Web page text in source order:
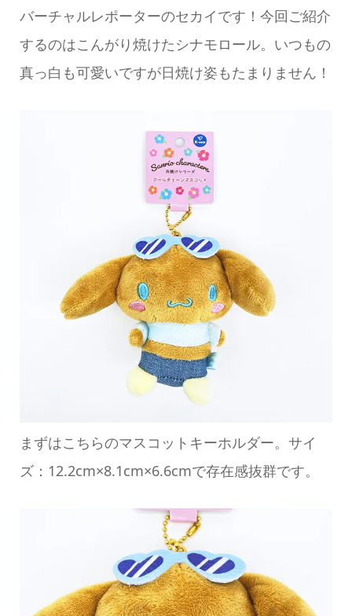
バーチャルレポーターのセカイです！今回ご紹介
するのはこんがり焼けたシナモロール。いつもの
真っ白も可愛いですが日焼け姿もたまりません！
まずはこちらのマスコットキーホルダー。サイ
ズ：12.2cm×8.1cm×6.6cmで存在感抜群です。